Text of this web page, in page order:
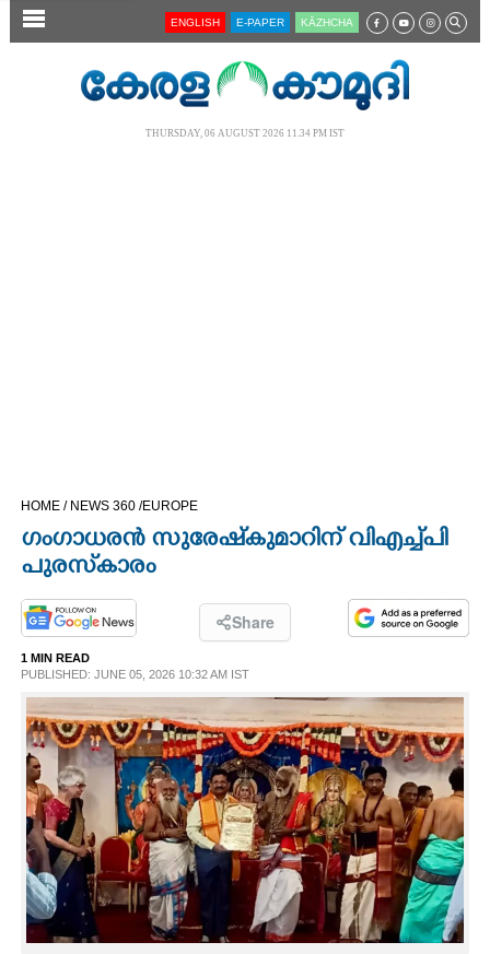
SECTIONS
CINEMA
OPINION
PHOTOS
LIFESTYLE
SPIRITUAL
INFO+
ART
ENGLISH E-PAPER KĀZHCHA
THURSDAY, 06 AUGUST 2026 11.34 PM IST
HOME / NEWS 360 /EUROPE
ഗംഗാധരൻ സുരേഷ്‌കുമാറിന് വിഎച്ച്പി
പുരസ്‌കാരം
Share
1 MIN READ
PUBLISHED: JUNE 05, 2026 10:32 AM IST